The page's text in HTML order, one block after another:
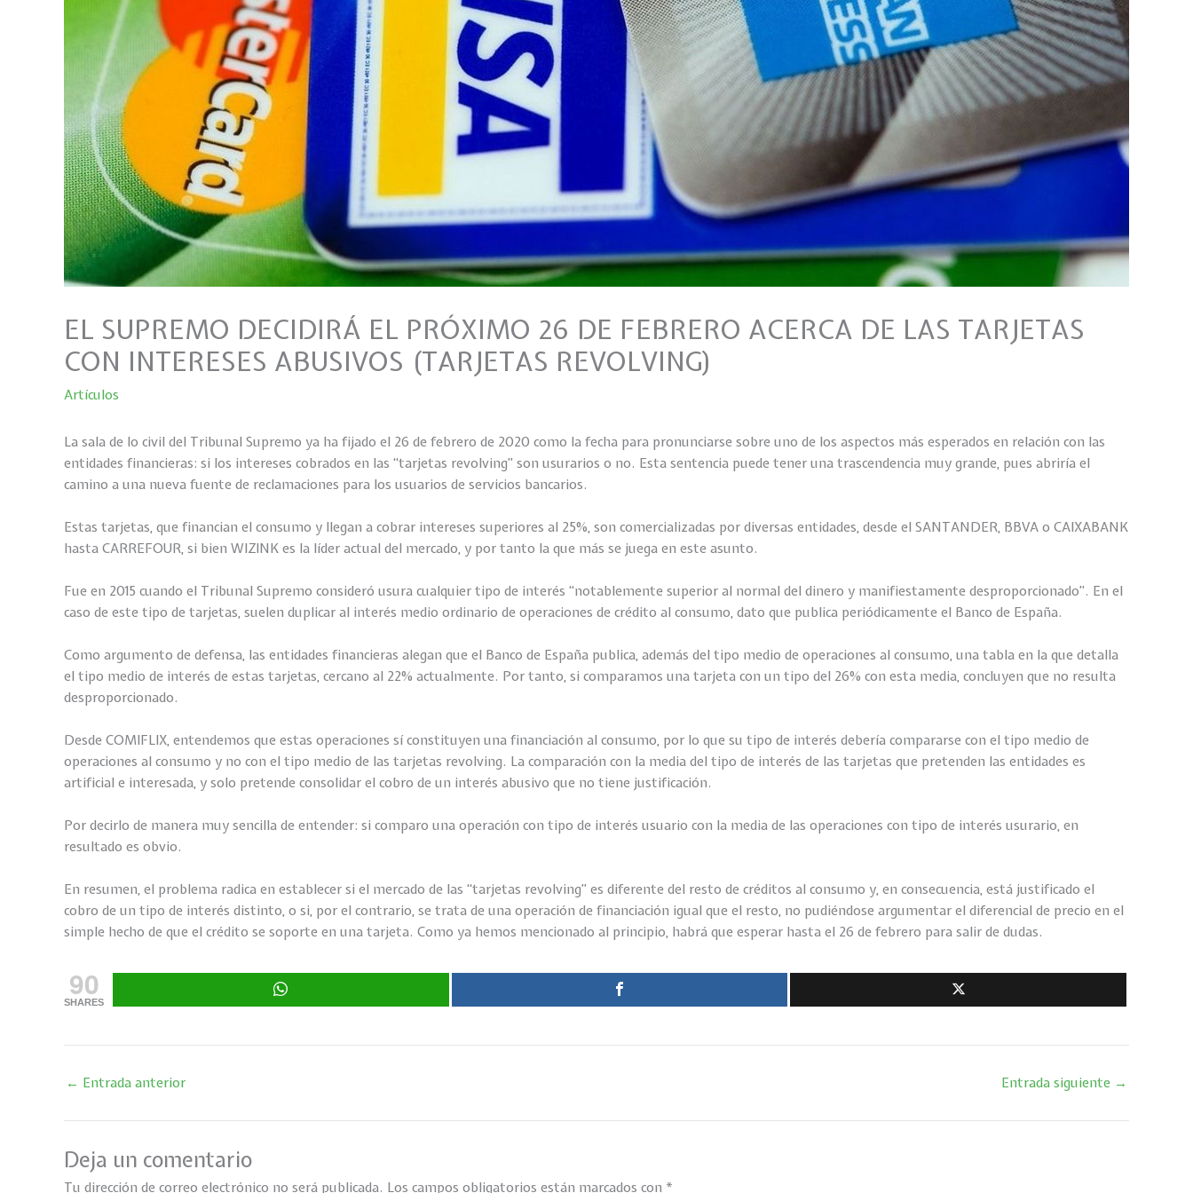
EL SUPREMO DECIDIRÁ EL PRÓXIMO 26 DE FEBRERO ACERCA DE LAS TARJETAS
CON INTERESES ABUSIVOS (TARJETAS REVOLVING)
Artículos
La sala de lo civil del Tribunal Supremo ya ha fijado el 26 de febrero de 2020 como la fecha para pronunciarse sobre uno de los aspectos más esperados en relación con las
entidades financieras: si los intereses cobrados en las “tarjetas revolving” son usurarios o no. Esta sentencia puede tener una trascendencia muy grande, pues abriría el
camino a una nueva fuente de reclamaciones para los usuarios de servicios bancarios.
Estas tarjetas, que financian el consumo y llegan a cobrar intereses superiores al 25%, son comercializadas por diversas entidades, desde el SANTANDER, BBVA o CAIXABANK
hasta CARREFOUR, si bien WIZINK es la líder actual del mercado, y por tanto la que más se juega en este asunto.
Fue en 2015 cuando el Tribunal Supremo consideró usura cualquier tipo de interés “notablemente superior al normal del dinero y manifiestamente desproporcionado”. En el
caso de este tipo de tarjetas, suelen duplicar al interés medio ordinario de operaciones de crédito al consumo, dato que publica periódicamente el Banco de España.
Como argumento de defensa, las entidades financieras alegan que el Banco de España publica, además del tipo medio de operaciones al consumo, una tabla en la que detalla
el tipo medio de interés de estas tarjetas, cercano al 22% actualmente. Por tanto, si comparamos una tarjeta con un tipo del 26% con esta media, concluyen que no resulta
desproporcionado.
Desde COMIFLIX, entendemos que estas operaciones sí constituyen una financiación al consumo, por lo que su tipo de interés debería compararse con el tipo medio de
operaciones al consumo y no con el tipo medio de las tarjetas revolving. La comparación con la media del tipo de interés de las tarjetas que pretenden las entidades es
artificial e interesada, y solo pretende consolidar el cobro de un interés abusivo que no tiene justificación.
Por decirlo de manera muy sencilla de entender: si comparo una operación con tipo de interés usuario con la media de las operaciones con tipo de interés usurario, en
resultado es obvio.
En resumen, el problema radica en establecer si el mercado de las “tarjetas revolving” es diferente del resto de créditos al consumo y, en consecuencia, está justificado el
cobro de un tipo de interés distinto, o si, por el contrario, se trata de una operación de financiación igual que el resto, no pudiéndose argumentar el diferencial de precio en el
simple hecho de que el crédito se soporte en una tarjeta. Como ya hemos mencionado al principio, habrá que esperar hasta el 26 de febrero para salir de dudas.
90
SHARES
← Entrada anterior Entrada siguiente →
Deja un comentario
Tu dirección de correo electrónico no será publicada. Los campos obligatorios están marcados con *